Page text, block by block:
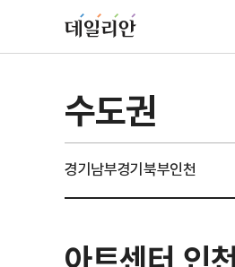
수도권
경기남부경기북부인천